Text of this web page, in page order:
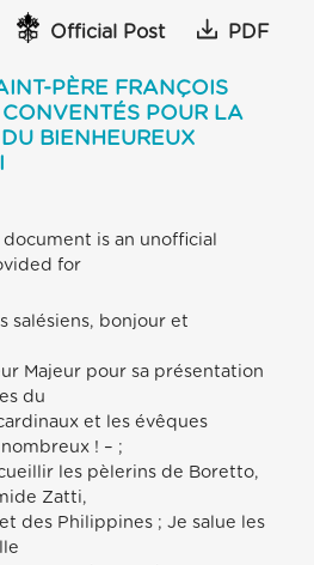
Official Post PDF
PÈRE FRANÇOIS
POUR LA
BIENHEUREUX
is an unofficial
for
salésiens, bonjour et
Majeur pour sa présentation
du
et les évêques
! – ;
les pèlerins de Boretto,
Zatti,
des Philippines ; Je salue les